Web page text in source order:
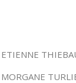
ETIENNE
MORGANE